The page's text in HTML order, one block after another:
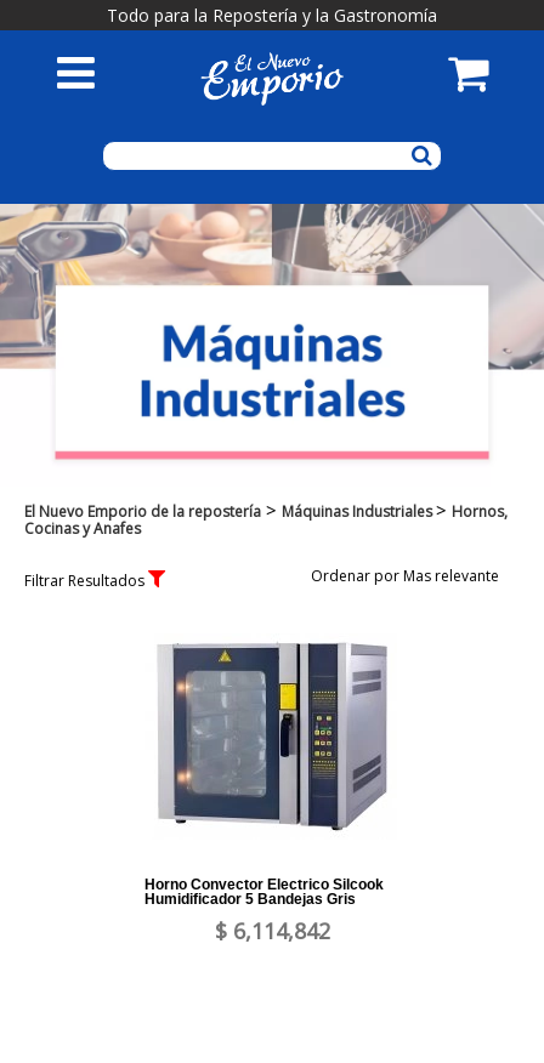
Todo para la Repostería y la Gastronomía
El Nuevo Emporio de la repostería > Máquinas Industriales> Hornos,
Cocinas y Anafes
Filtrar Resultados Ordenar por Mas relevante
Horno Convector Electrico Silcook
Humidificador 5 Bandejas Gris
$ 6,114,842